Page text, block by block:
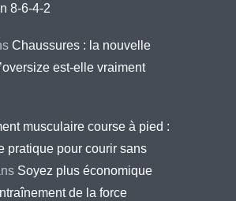
8-6-4-2
Chaussures : la nouvelle
est-elle vraiment
musculaire course à pied :
pratique pour courir sans
Soyez plus économique
de la force